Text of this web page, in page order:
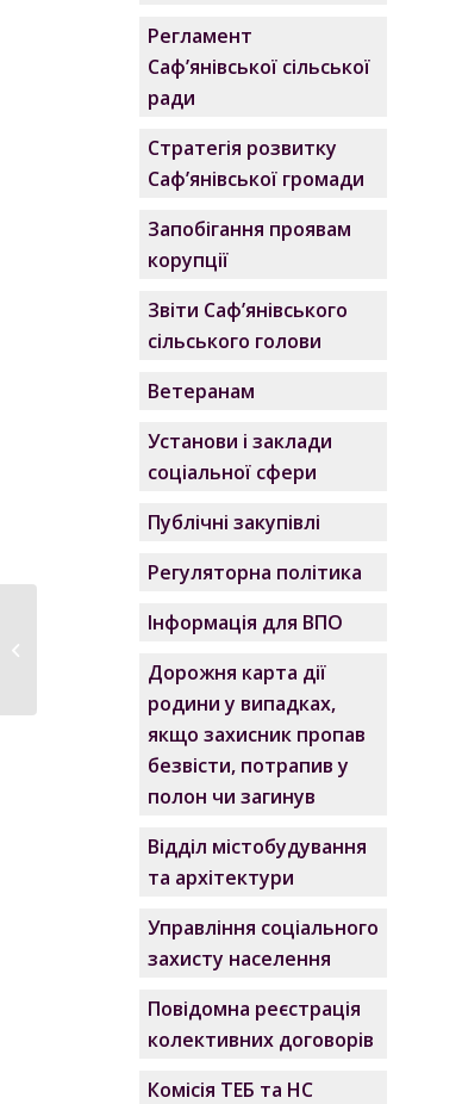
Регламент
Саф’янівської сільської
ради
Стратегія розвитку
Саф’янівської громади
Запобігання проявам
корупції
Звіти Саф’янівського
сільського голови
Ветеранам
Установи і заклади
соціальної сфери
Публічні закупівлі
Регуляторна політика
Інформація для ВПО
Дорожня карта дії
родини у випадках,
якщо захисник пропав
безвісти, потрапив у
полон чи загинув
Відділ містобудування
та архітектури
Управління соціального
захисту населення
Повідомна реєстрація
колективних договорів
Комісія ТЕБ та НС
Саф’янівська громада
прикордонників...